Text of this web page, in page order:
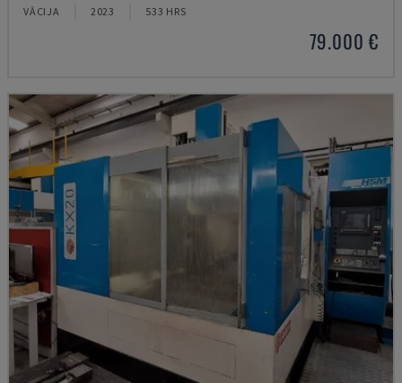
VĀCIJA 2023 533 HRS
79.000 €